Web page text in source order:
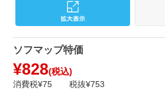
ソフマップ特価
¥828(税込)
消費税¥75 税抜¥753